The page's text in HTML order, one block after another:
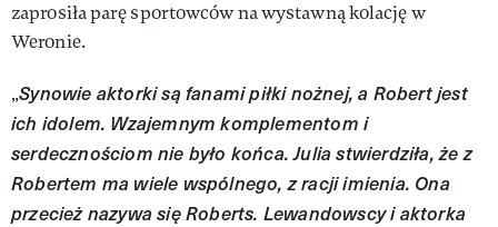
zaprosiła parę sportowców na wystawną kolację w
Weronie.
„Synowie aktorki są fanami piłki nożnej, a Robert jest
ich idolem. Wzajemnym komplementom i
serdecznościom nie było końca. Julia stwierdziła, że z
Robertem ma wiele wspólnego, z racji imienia. Ona
przecież nazywa się Roberts. Lewandowscy i aktorka